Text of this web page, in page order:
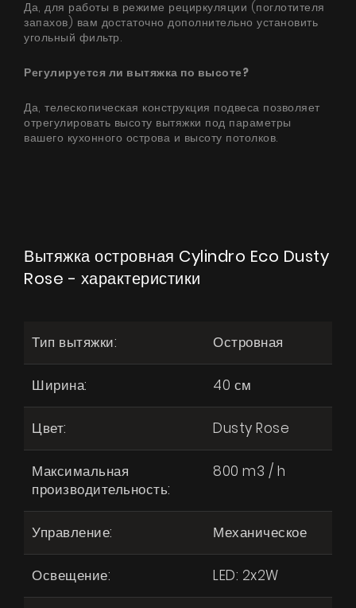
Да, для работы в режиме рециркуляции (поглотителя
запахов) вам достаточно дополнительно установить
угольный фильтр.
Регулируется ли вытяжка по высоте?
Да, телескопическая конструкция подвеса позволяет
отрегулировать высоту вытяжки под параметры
вашего кухонного острова и высоту потолков.
Вытяжка островная Cylindro Eco Dusty
Rose - характеристики
Тип вытяжки: Островная
Ширина: 40 см
Цвет: Dusty Rose
Максимальная
производительность:
800 m3 / h
Управление: Механическое
Освещение: LED: 2x2W